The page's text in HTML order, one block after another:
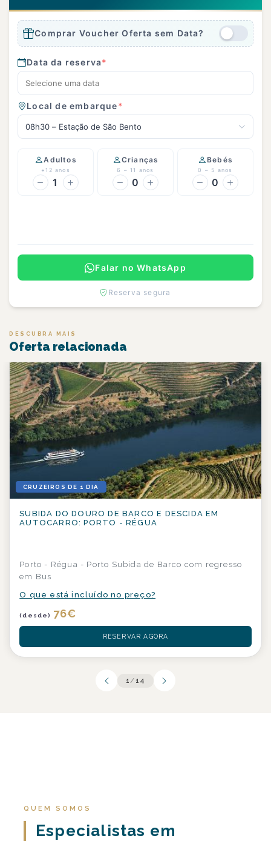
Comprar Voucher Oferta sem Data?
Data da reserva*
Local de embarque*
08h30 – Estação de São Bento
Adultos
+12 anos
1
Crianças
6 – 11 anos
0
Bebés
0 – 5 anos
0
Falar no WhatsApp
Reserva segura
DESCUBRA MAIS
Oferta relacionada
CRUZEIROS DE 1 DIA
SUBIDA DO DOURO DE BARCO E DESCIDA EM
AUTOCARRO: PORTO - RÉGUA
Porto - Régua - Porto Subida de Barco com regresso
em Bus
O que está incluído no preço?
(desde) 76€
RESERVAR AGORA
1/14
QUEM SOMOS
Especialistas em